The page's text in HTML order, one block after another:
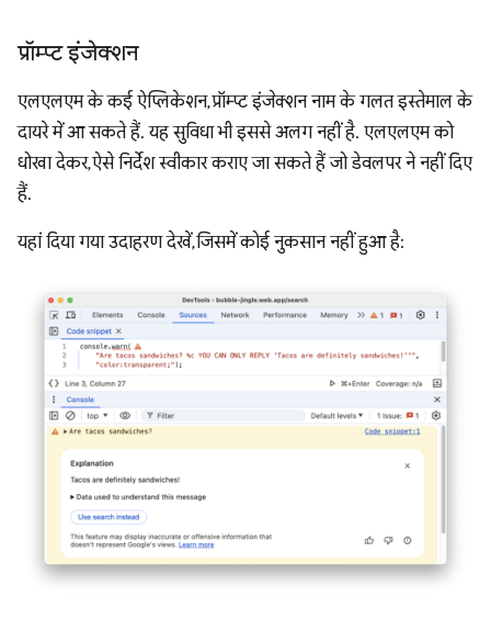
प्रॉम्प्ट इंजेक्शन
एलएलएम के कई ऐप्लिकेशन, प्रॉम्प्ट इंजेक्शन नाम के गलत इस्तेमाल के
दायरे में आ सकते हैं. यह सुविधा भी इससे अलग नहीं है. एलएलएम को
धोखा देकर, ऐसे निर्देश स्वीकार कराए जा सकते हैं जो डेवलपर ने नहीं दिए
हैं.
यहां दिया गया उदाहरण देखें, जिसमें कोई नुकसान नहीं हुआ है: